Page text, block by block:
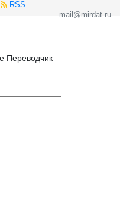
RSS
mail@mirdat.ru
Переводчик